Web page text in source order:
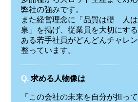
弊社の強みです。
また経営理念に「品質は礎 人
泉」を掲げ、従業員を大切にす
ある若手社員がどんどんチャレ
整っています。
Q. 求める人物像は
「この会社の未来を自分が担っ